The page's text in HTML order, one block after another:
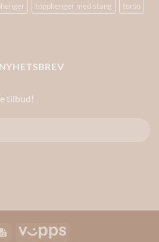
topphenger med stang
torso
tilbud!
Invoice Vipps